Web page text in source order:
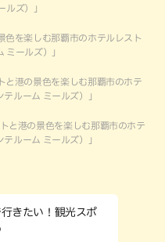
ルズ）」
色を楽しむ那覇市のホテルレスト
ミールズ）」
と港の景色を楽しむ那覇市のホテ
テルーム ミールズ）」
と港の景色を楽しむ那覇市のホテ
テルーム ミールズ）」
きたい！観光スポ